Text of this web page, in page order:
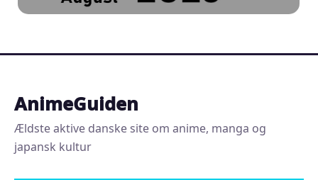
AnimeGuiden
Ældste aktive danske site om anime, manga og
japansk kultur